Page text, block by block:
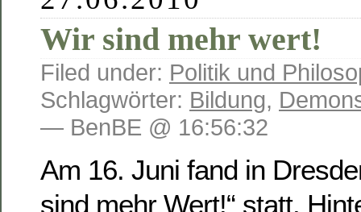
Wir sind mehr wert!
Filed under: Politik und
Schlagwörter: Bildung,
— BenBE @ 16:56:32
Am 16. Juni fand in
sind mehr Wert!“ statt.